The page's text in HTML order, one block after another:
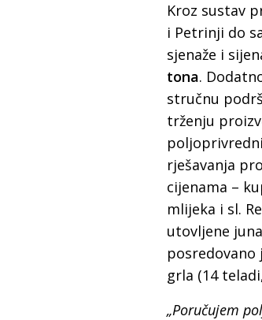
Kroz sustav
i Petrinji do
sjenaže i
tona.
stručnu
trženju
rješavanja
cijenama –
mlijeka i sl.
utovljene
posredovano
grla (14
„Poručujem